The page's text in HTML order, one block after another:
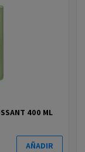
400 ML
AÑADIR